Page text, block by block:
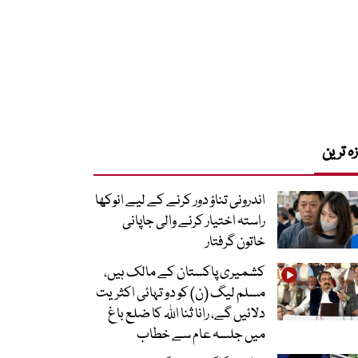
ترین
اندرونی تناؤ دور کرنے کے لیے انوکھا
راستہ اختیار کرنے والی جاپانی
خاتون گرفتار
کشمیری پاکستان کے مالک ہیں،
مسلم لیگ (ن) کو دو تہائی اکثریت
دلائیں گے، رانا ثنا اللہ کا ضلع باغ
میں جلسہ عام سے خطاب